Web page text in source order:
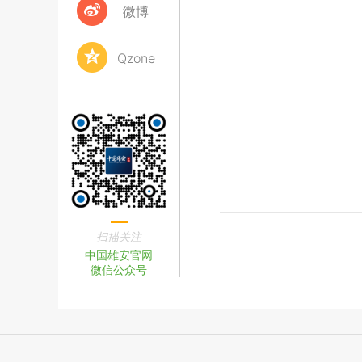
微博
Qzone
扫描关注
中国雄安官网
微信公众号